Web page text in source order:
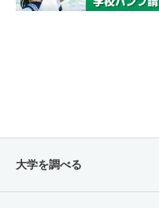
大学を調べる